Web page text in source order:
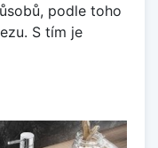
podle toho
S tím je